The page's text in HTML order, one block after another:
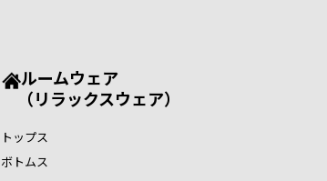
ルームウェア
（リラックスウェア）
トップス
ボトムス